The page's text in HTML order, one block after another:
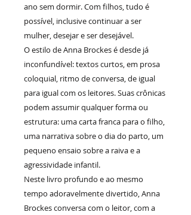
ano sem dormir. Com filhos, tudo é
possível, inclusive continuar a ser
mulher, desejar e ser desejável.
O estilo de Anna Brockes é desde já
inconfundível: textos curtos, em prosa
coloquial, ritmo de conversa, de igual
para igual com os leitores. Suas crônicas
podem assumir qualquer forma ou
estrutura: uma carta franca para o filho,
uma narrativa sobre o dia do parto, um
pequeno ensaio sobre a raiva e a
agressividade infantil.
Neste livro profundo e ao mesmo
tempo adoravelmente divertido, Anna
Brockes conversa com o leitor, com a